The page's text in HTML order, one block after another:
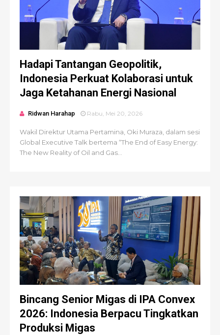
Hadapi Tantangan Geopolitik,
Indonesia Perkuat Kolaborasi untuk
Jaga Ketahanan Energi Nasional
Ridwan Harahap Rabu, Mei 20, 2026
Wakil Direktur Utama Pertamina, Oki Muraza, dalam sesi
Global Executive Talk bertema “The End of Easy Energy:
The New Reality of Oil and Gas...
Bincang Senior Migas di IPA Convex
2026: Indonesia Berpacu Tingkatkan
Produksi Migas